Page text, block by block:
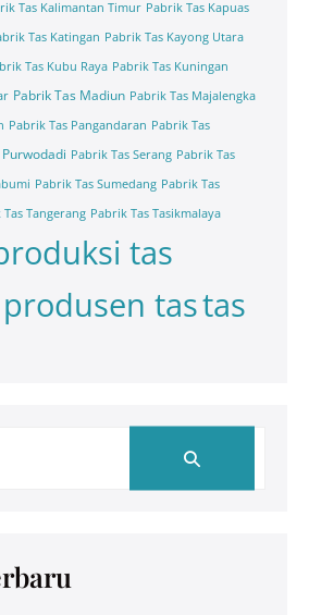
Tas Kalimantan Timur Pabrik Tas Kapuas
Tas Katingan Pabrik Tas Kayong Utara
Tas Kubu Raya Pabrik Tas Kuningan
Pabrik Tas Madiun Pabrik Tas Majalengka
Pabrik Tas Pangandaran Pabrik Tas
Pabrik Tas Serang Pabrik Tas
Pabrik Tas Sumedang Pabrik Tas
Tas Tangerang Pabrik Tas Tasikmalaya
tas
produsen tastas